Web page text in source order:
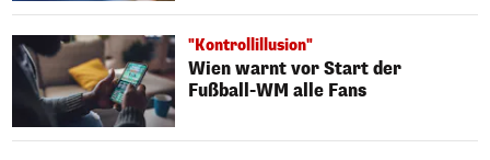
"Kontrollillusion"
Wien warnt vor Start der
Fußball-WM alle Fans